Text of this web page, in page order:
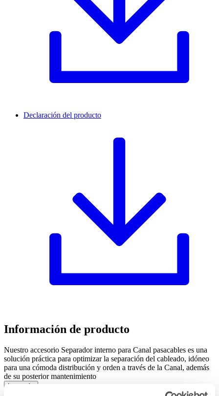
Declaración del producto
Información de producto
Nuestro accesorio Separador interno para Canal pasacables es una
solución práctica para optimizar la separación del cableado, idóneo
para una cómoda distribución y orden a través de la Canal, además
de su posterior mantenimiento
Leer más